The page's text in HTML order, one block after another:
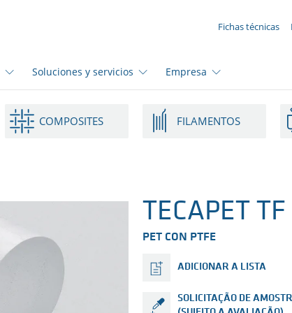
Fichas técnicas
Soluciones y servicios Empresa
COMPOSITES FILAMENTOS
TECAPET
PET CON PTFE
ADICIONAR A LISTA
SOLICITAÇÃO DE